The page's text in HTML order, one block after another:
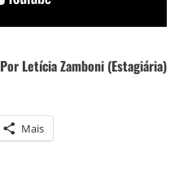
Por Letícia Zamboni (Estagiária)
Mais